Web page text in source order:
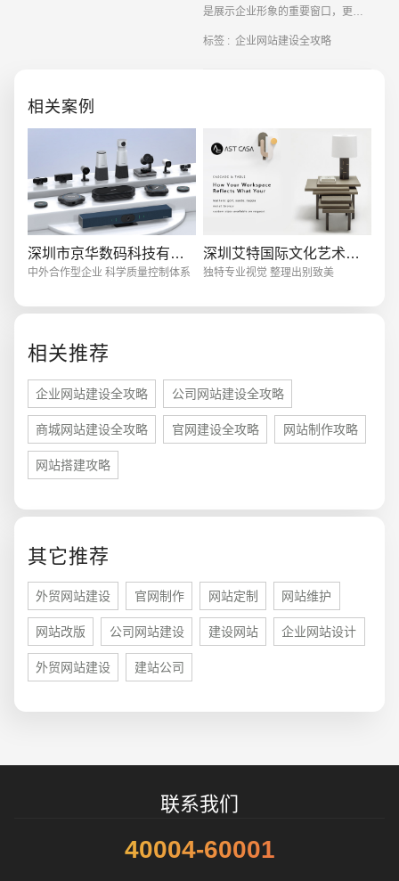
是展示企业形象的重要窗口，更是
的重要平台。一个高效便捷的企业
标签 : 企业网站建设全攻略
相关案例
深圳市京华数码科技有限公司
中外合作型企业 科学质量控制体系
深圳艾特国际文化艺术有限公司
独特专业视觉 整理出别致美
相关推荐
企业网站建设全攻略 公司网站建设全攻略
商城网站建设全攻略 官网建设全攻略 网站制作攻略
网站搭建攻略
其它推荐
外贸网站建设 官网制作 网站定制 网站维护
网站改版 公司网站建设 建设网站 企业网站设计
外贸网站建设 建站公司
联系我们
40004-60001
招标项目